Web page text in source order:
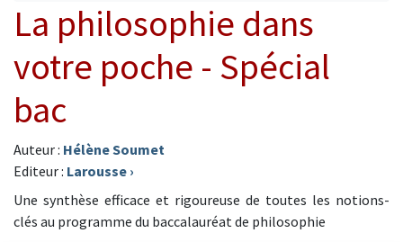
La philosophie dans
votre poche - Spécial
bac
Auteur : Hélène Soumet
Editeur : Larousse ›
Une synthèse efficace et rigoureuse de toutes les notions-
clés au programme du baccalauréat de philosophie